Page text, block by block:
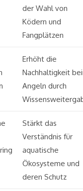
der Wahl von
Ködern und
Fangplätzen
Erhöht die
Nachhaltigkeit
Angeln durch
Stärkt das
Verständnis für
aquatische
Ökosysteme und
deren Schutz